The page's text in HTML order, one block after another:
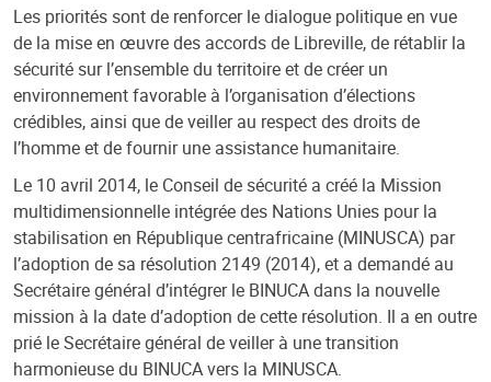
Les priorités sont de renforcer le dialogue politique en vue
de la mise en œuvre des accords de Libreville, de rétablir la
sécurité sur l’ensemble du territoire et de créer un
environnement favorable à l’organisation d’élections
crédibles, ainsi que de veiller au respect des droits de
l’homme et de fournir une assistance humanitaire.
Le 10 avril 2014, le Conseil de sécurité a créé la Mission
multidimensionnelle intégrée des Nations Unies pour la
stabilisation en République centrafricaine (MINUSCA) par
l’adoption de sa résolution 2149 (2014), et a demandé au
Secrétaire général d’intégrer le BINUCA dans la nouvelle
mission à la date d’adoption de cette résolution. Il a en outre
prié le Secrétaire général de veiller à une transition
harmonieuse du BINUCA vers la MINUSCA.